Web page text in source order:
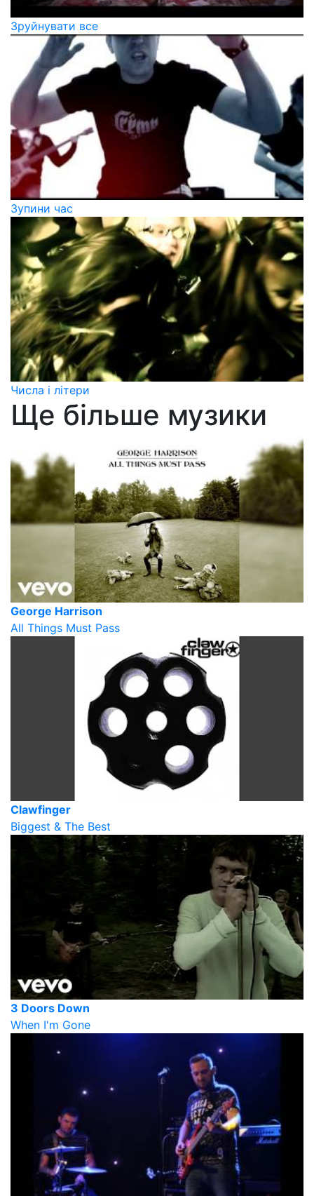
Зруйнувати все
Зупини час
Числа і літери
Ще більше музики
George Harrison
All Things Must Pass
Clawfinger
Biggest & The Best
3 Doors Down
When I'm Gone